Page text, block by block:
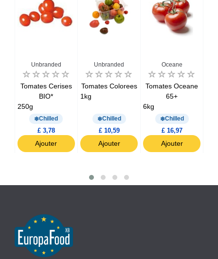
Unbranded
Tomates Cerises
BIO*
250g
Chilled
£ 3,78
Ajouter
Unbranded
Tomates Colorees
1kg
Chilled
£ 10,59
Ajouter
Oceane
Tomates Oceane
65+
6kg
Chilled
£ 16,97
Ajouter